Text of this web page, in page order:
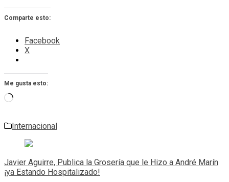
Comparte esto:
Facebook
X
Me gusta esto:
Cargando...
Internacional
Navegación
de
entradas
Javier Aguirre, Publica la Grosería que le Hizo a André Marín
¡ya Estando Hospitalizado!